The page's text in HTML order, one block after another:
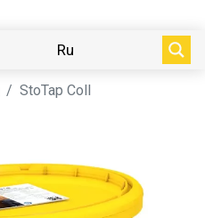
Ru
StoTap Coll